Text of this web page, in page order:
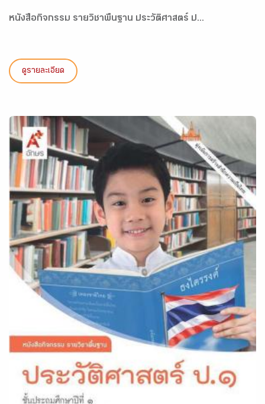
หนังสือกิจกรรม รายวิชาพื้นฐาน ประวัติศาสตร์ ป...
ดูรายละเอียด